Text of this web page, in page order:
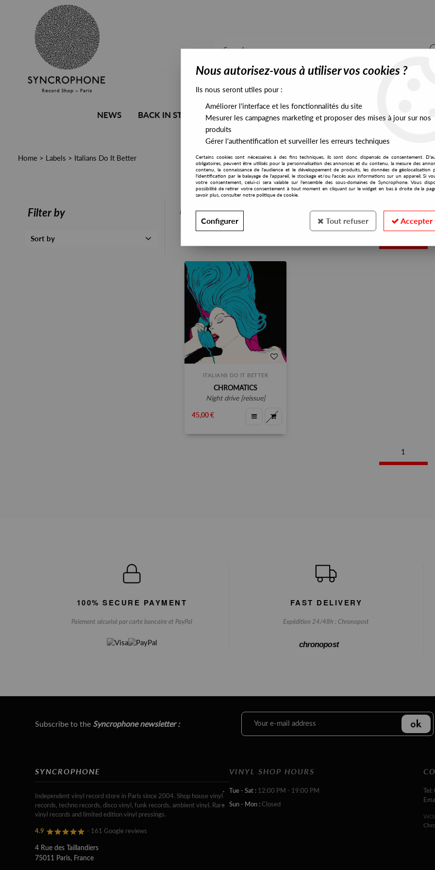
NEWS BACK IN STOCK ALL STOCK EXCLUSIVES PRESALES EXCLUSIVES
Home > Labels > Italians Do It Better
Filter by
Sort by
PRESALES EXCLUSIVES
ITALIANS DO IT BETTER
CHROMATICS
night drive [reissue]
45,00 €
1
100% SECURE PAYMENT
Paiement sécurisé par carte bancaire et PayPal
FAST DELIVERY
Expédition 24/48h : Chronopost
chronopost
Subscribe to the Syncrophone newsletter :
SYNCROPHONE
Independent vinyl record store in Paris since 2004. Shop house vinyl
records, techno records, disco vinyl, funk records, ambient vinyl. Rare
vinyl records and limited edition vinyl pressings.
4.9 - 161 Google reviews
4 Rue des Taillandiers
75011 Paris, France
VINYL SHOP HOURS
Tue - Sat : 12:00 PM - 19:00 PM
Sun - Mon : Closed
Nous autorisez-vous à utiliser vos cookies ?
Ils nous seront utiles pour :
Améliorer l'interface et les fonctionnalités du site
Mesurer les campagnes marketing et proposer des mises à jour sur nos
produits
Gérer l'authentification et surveiller les erreurs techniques
Certains cookies sont nécessaires à des fins techniques, ils sont donc dispensés de consentement.
obligatoires, peuvent être utilisés pour la personnalisation des annonces et du contenu, la mesure des
contenu, la connaissance de l'audience et le développement de produits, les données de géolocalisation
l'identification par le balayage de l'appareil, le stockage et/ou l'accès aux informations sur un appareil. Si
votre consentement, celui-ci sera valable sur l’ensemble des sous-domaines de Syncrophone. Vous
possibilité de retirer votre consentement à tout moment en cliquant sur le widget en bas à droite de la
savoir plus, consulter notre politique de cookie.
Configurer Tout refuser Accepter